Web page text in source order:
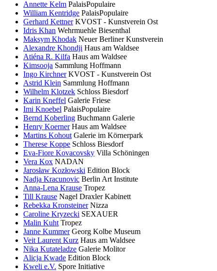
Annette Kelm PalaisPopulaire
William Kentridge PalaisPopulaire
Gerhard Kettner KVOST - Kunstverein Ost
Idris Khan Wehrmuehle Biesenthal
Maksym Khodak Neuer Berliner Kunstverein
Alexandre Khondji Haus am Waldsee
Atiéna R. Kilfa Haus am Waldsee
Kimsooja Sammlung Hoffmann
Ingo Kirchner KVOST - Kunstverein Ost
Astrid Klein Sammlung Hoffmann
Wilhelm Klotzek Schloss Biesdorf
Karin Kneffel Galerie Friese
Imi Knoebel PalaisPopulaire
Bernd Koberling Buchmann Galerie
Henry Koerner Haus am Waldsee
Martins Kohout Galerie im Körnerpark
Therese Koppe Schloss Biesdorf
Eva-Fiore Kovacovsky Villa Schöningen
Vera Kox NADAN
Jarosław Kozłowski Edition Block
Nadja Kracunovic Berlin Art Institute
Anna-Lena Krause Tropez
Till Krause Nagel Draxler Kabinett
Rebekka Kronsteiner Nizza
Caroline Kryzecki SEXAUER
Malin Kuht Tropez
Janne Kummer Georg Kolbe Museum
Veit Laurent Kurz Haus am Waldsee
Nika Kutateladze Galerie Molitor
Alicja Kwade Edition Block
Kweli e.V. Spore Initiative